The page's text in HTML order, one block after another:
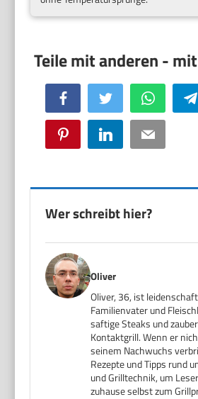
Facebook Twitter WhatsApp
Pinterest LinkedIn Email
Wer schreibt hier?
Oliver
Oliver, 36, ist
Familienvater und
saftige Steaks und
Kontaktgrill. Wenn er
seinem Nachwuchs
Rezepte und Tipps rund
und Grilltechnik, um
zuhause selbst zum